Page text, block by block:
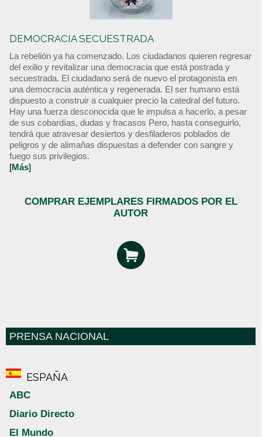
DEMOCRACIA SECUESTRADA
La rebelión ya ha comenzado. Los ciudadanos quieren regresar
del exilio y revitalizar una democracia que está postrada y
secuestrada. El ciudadano será de nuevo el protagonista en
una democracia auténtica y regenerada. El ser humano está
dispuesto a construir a cualquier precio la catedral del futuro.
Hay una fuerza desconocida que le impulsa a hacerlo, a pesar
de sus cobardías, dudas y fracasos Pero, hasta conseguirlo,
tendrá que atravesar desiertos y desfiladeros poblados de
peligros y de alimañas dispuestas a defender con sangre y
fuego sus privilegios.
[Más]
COMPRAR EJEMPLARES FIRMADOS POR EL
AUTOR
PRENSA NACIONAL
ESPAÑA
ABC
Diario Directo
El Mundo